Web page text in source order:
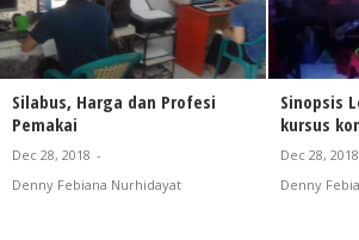
Silabus, Harga dan Profesi
Pemakai
Dec 28, 2018 -
Denny Febiana Nurhidayat
Sinopsis
kursus
Dec 28, 2018
Denny